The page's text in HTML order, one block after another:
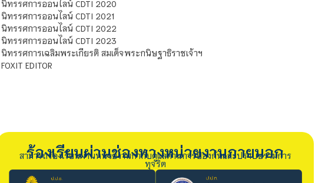
นิทรรศการออนไลน์ CDTI 2020
นิทรรศการออนไลน์ CDTI 2021
นิทรรศการออนไลน์ CDTI 2022
นิทรรศการออนไลน์ CDTI 2023
นิทรรศการเฉลิมพระเกียรติ สมเด็จพระกนิษฐาธิราชเจ้าฯ
FOXIT EDITOR
ร้องเรียนผ่านช่องทางหน่วยงานภายนอก
สามารถร้องเรียนผ่านหน่วยงานกำกับดูแลด้านการป้องกันและปราบปรามการ
ทุจริต